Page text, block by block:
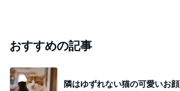
おすすめの記事
隣はゆずれない猫の可愛いお顔